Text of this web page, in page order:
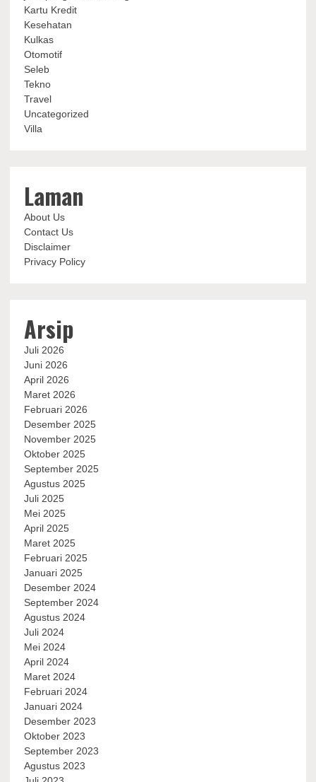
Kartu Kredit
Kesehatan
Kulkas
Otomotif
Seleb
Tekno
Travel
Uncategorized
Villa
Laman
About Us
Contact Us
Disclaimer
Privacy Policy
Arsip
Juli 2026
Juni 2026
April 2026
Maret 2026
Februari 2026
Desember 2025
November 2025
Oktober 2025
September 2025
Agustus 2025
Juli 2025
Mei 2025
April 2025
Maret 2025
Februari 2025
Januari 2025
Desember 2024
September 2024
Agustus 2024
Juli 2024
Mei 2024
April 2024
Maret 2024
Februari 2024
Januari 2024
Desember 2023
Oktober 2023
September 2023
Agustus 2023